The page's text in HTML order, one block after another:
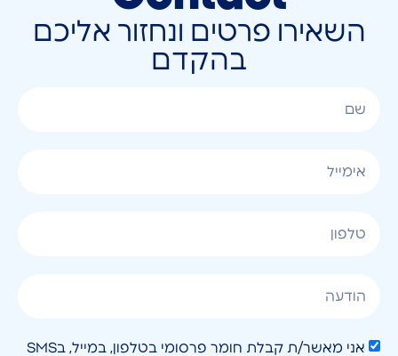
השאירו פרטים ונחזור אליכם
בהקדם
אני מאשר/ת קבלת חומר פרסומי בטלפון, במייל, בSMS